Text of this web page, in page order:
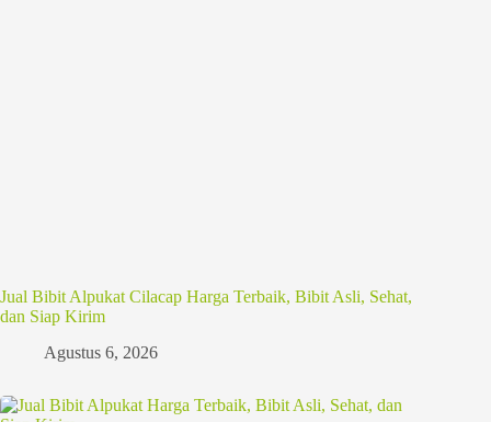
Jual Bibit Alpukat Cilacap Harga Terbaik, Bibit Asli, Sehat,
dan Siap Kirim
Agustus 6, 2026